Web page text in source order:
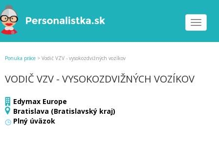
Toggle
Ponuka práce > Vodič VZV - vysokozdvižných vozíkov
VODIČ VZV - VYSOKOZDVIŽNÝCH VOZÍKOV
Edymax Europe
Bratislava (Bratislavský kraj)
Plný úväzok